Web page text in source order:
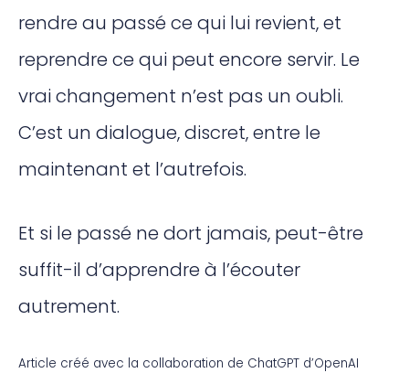
rendre au passé ce qui lui revient, et
reprendre ce qui peut encore servir. Le
vrai changement n’est pas un oubli.
C’est un dialogue, discret, entre le
maintenant et l’autrefois.
Et si le passé ne dort jamais, peut-être
suffit-il d’apprendre à l’écouter
autrement.
Article créé avec la collaboration de ChatGPT d’OpenAI